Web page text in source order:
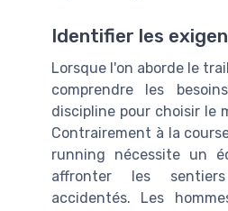
Identifier les
Lorsque l'on aborde le
comprendre les
discipline pour choisir le
Contrairement à la
running nécessite un
affronter les
accidentés. Les